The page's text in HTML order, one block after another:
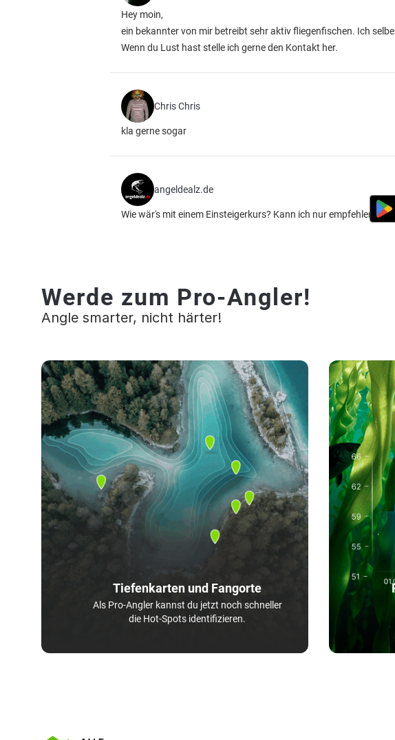
Hey moin,
ein bekannter von mir betreibt sehr aktiv fliegenfischen. Ich
Wenn du Lust hast stelle ich gerne den Kontakt her.
Chris Chris
kla gerne sogar
angeldealz.de
Wie wär's mit einem Einsteigerkurs? Kann ich nur empfehlen
Werde zum Pro-Angler!
Angle smarter, nicht härter!
Tiefenkarten und Fangorte
Als Pro-Angler kannst du jetzt noch schneller
die Hot-Spots identifizieren.